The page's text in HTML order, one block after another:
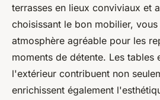
terrasses en lieux conviviaux et
choisissant le bon mobilier,
atmosphère agréable pour les
moments de détente. Les tables
l'extérieur contribuent non
enrichissent également